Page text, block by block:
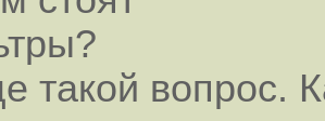
такой вопрос.